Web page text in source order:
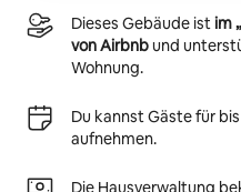
Dieses Gebäude istim
von Airbnbund
Wohnung.
Du kannst Gäste für
aufnehmen.
Die Hausverwaltung